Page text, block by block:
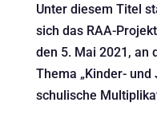
Unter diesem Titel
sich das RAA-
den 5. Mai 2021, an
Thema „Kinder-
schulische